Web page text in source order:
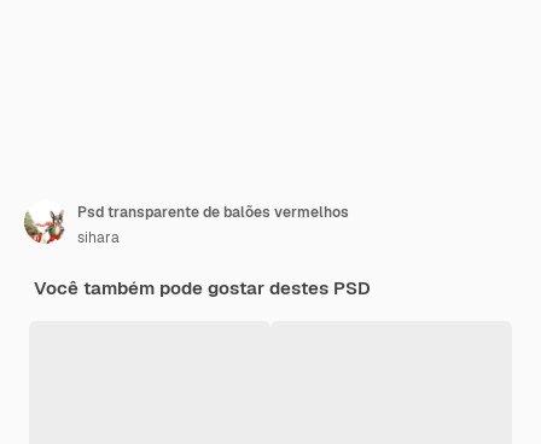
Psd transparente de balões vermelhos
sihara
Você também pode gostar destes PSD